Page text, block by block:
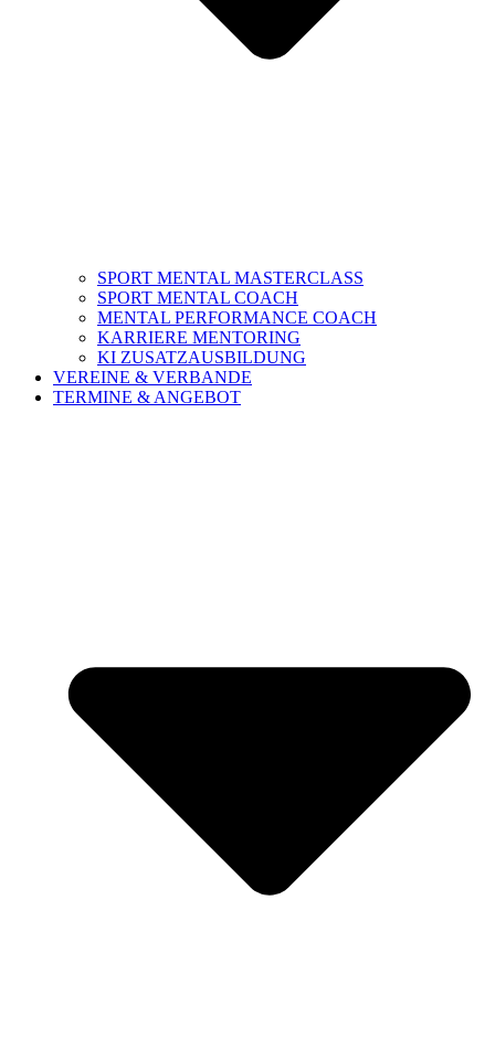
SPORT MENTAL MASTERCLASS
SPORT MENTAL COACH
MENTAL PERFORMANCE COACH
KARRIERE MENTORING
KI ZUSATZAUSBILDUNG
VEREINE & VERBANDE
TERMINE & ANGEBOT